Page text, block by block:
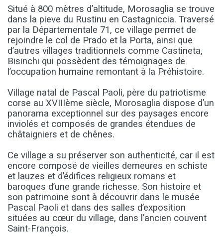
Situé à 800 mètres d’altitude, Morosaglia se trouve
dans la pieve du Rustinu en Castagniccia. Traversé
par la Départementale 71, ce village permet de
rejoindre le col de Prado et la Porta, ainsi que
d’autres villages traditionnels comme Castineta,
Bisinchi qui possèdent des témoignages de
l’occupation humaine remontant à la Préhistoire.
Village natal de Pascal Paoli, père du patriotisme
corse au XVIIIème siècle, Morosaglia dispose d’un
panorama exceptionnel sur des paysages encore
inviolés et composés de grandes étendues de
châtaigniers et de chênes.
Ce village a su préserver son authenticité, car il est
encore composé de vieilles demeures en schiste
et lauzes et d’édifices religieux romans et
baroques d’une grande richesse. Son histoire et
son patrimoine sont à découvrir dans le musée
Pascal Paoli et dans des salles d’exposition
situées au cœur du village, dans l’ancien couvent
Saint-François.